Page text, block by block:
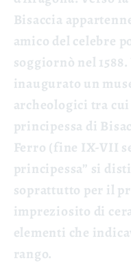
Bisaccia
amico del celebre
soggiornò nel 1588.
inaugurato un
archeologici tra
principessa di
Ferro (fine IX-VII
principessa” si
soprattutto per il
impreziosito di
elementi che
rango.